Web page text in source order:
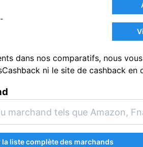
-
dans nos comparatifs, nous
ni le site de cashback en
la liste complète des marchands